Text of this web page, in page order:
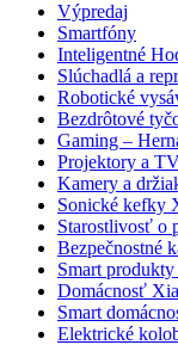
Výpredaj
Smartfóny
Inteligentné
Slúchadlá a
Robotické
Bezdrôtové
Gaming –
Projektory a
Kamery a
Sonické kefky
Starostlivosť o
Bezpečnostné
Smart
Domácnosť
Smart
Elektrické